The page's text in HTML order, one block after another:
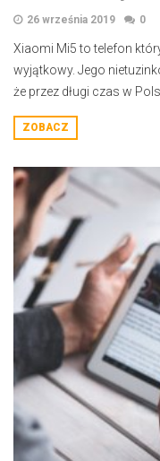
26 września 2019 0
Xiaomi Mi5 to telefon
wyjątkowy. Jego
że przez długi czas w
ZOBACZ